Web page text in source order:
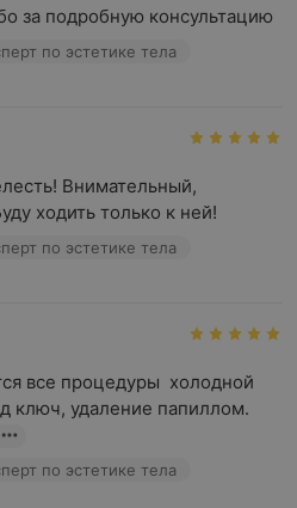
за подробную консультацию
по эстетике тела
Внимательный,
ходить только к ней!
по эстетике тела
все процедуры  холодной
ключ, удаление папиллом.
по эстетике тела